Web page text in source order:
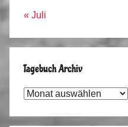
« Juli
Tagebuch Archiv
Tagebuch